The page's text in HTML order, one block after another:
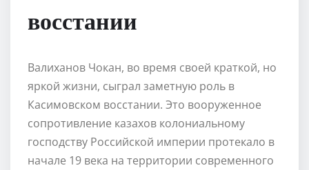
восстании
Валиханов Чокан, во время своей краткой, но
яркой жизни, сыграл заметную роль в
Касимовском восстании. Это вооруженное
сопротивление казахов колониальному
господству Российской империи протекало в
начале 19 века на территории современного